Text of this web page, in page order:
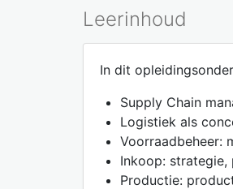
Leerinhoud
In dit
Supply Chain
Logistiek als
Voorraadbeheer:
Inkoop: strategie,
Productie: